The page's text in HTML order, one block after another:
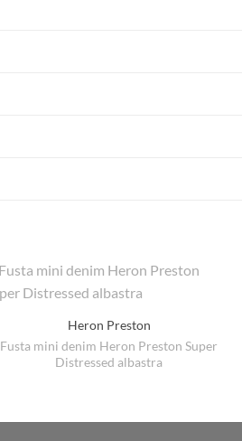
Heron Preston
Fusta mini denim Heron Preston Super
Distressed albastra